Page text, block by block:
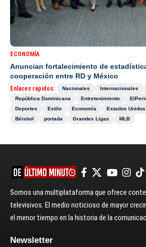
ECONOMÍA
Anuncian fortalecimiento de
cooperación entre RD y México
Enlaces rápidos: Nacionales Internacionales
República Dominicana
Entretenimiento
Deportes
Estilo Economía Estados Unidos
Béisbol
portada Grandes Ligas MLB
Somos una multiplataforma que ofrece
televisivos. El medio noticioso de mayor
el menor tiempo en la historia de la
Newsletter